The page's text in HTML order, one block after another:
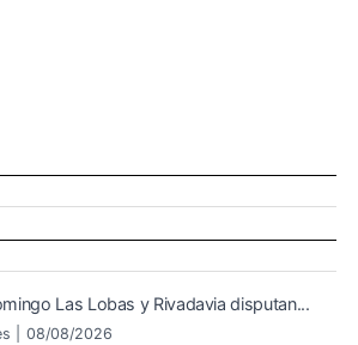
Las Lobas y Rivadavia disputan...
| 08/08/2026